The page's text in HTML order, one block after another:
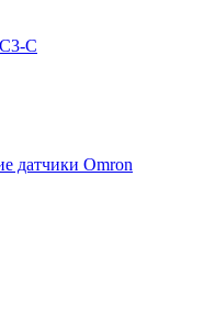
C
датчики Omron